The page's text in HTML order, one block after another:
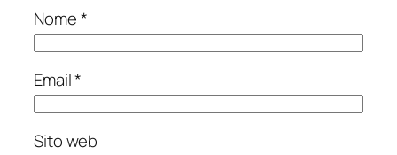
Nome*
Email*
Sito web